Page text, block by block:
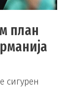
план
сигурен